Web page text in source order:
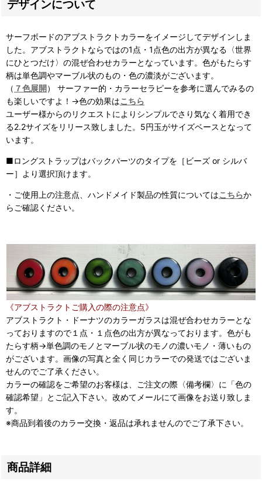
デザインについて
サーフボードのアブストラクトカラーをイメージしてデザインしま
した。アブストラクトならではの1点・1点色の出方が異なる〈世界
にひとつだけ〉の混ぜ合わせカラーとなっています。 色がもたらす
柄は単色調やマーブル状のもの・ 色の濃淡がございます。
（ ７色展開） サーファー的・カラーセラピーを参考に選んでみるの
も楽しいですよ！→色の効果はこちら
ユーザー様からのリクエストによりシンプルでさり気なく着用でき
る2.2サイズをリリース致しました。5円玉がサイズベースとなって
います。
■ロングストラップはバックパーツのタイプを［ビーズ or シルバ
ー］より選択頂けます。
・ご使用上の注意点、ハンドメイド製品の性質についてはこちらか
らご確認ください。
《アブストラクトご購入の際の注意点》
アブストラクト・ドーナツのカラーガラスは混ぜ合わせカラーとな
っておりますので１点・１点色の出方が異なっております。色がも
たらす柄→単色調のモノとマーブル状のモノの濃いモノ・薄いもの
がございます。画像の写真と全く同じカラーでの発送ではございま
せんのでご了承ください。
カラーの確認をご希望のお客様は、ご注文の際〈備考欄〉に「色の
確認希望」とご記入下さい。改めてメールにて画像をお送り致しま
す。
※商品到着後のカラー交換・返品は承れませんのでご了承下さい。
商品詳細